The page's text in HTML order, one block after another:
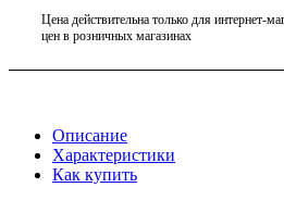
Цена действительна только для интернет-
цен в розничных магазинах
Описание
Характеристики
Как купить